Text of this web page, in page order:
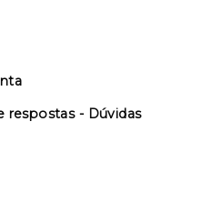
respostas - Dúvidas